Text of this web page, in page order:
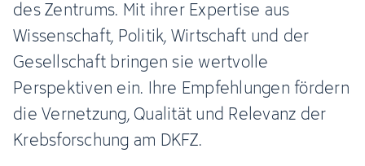
des Zentrums. Mit ihrer Expertise aus
Wissenschaft, Politik, Wirtschaft und der
Gesellschaft bringen sie wertvolle
Perspektiven ein. Ihre Empfehlungen fördern
die Vernetzung, Qualität und Relevanz der
Krebsforschung am DKFZ.